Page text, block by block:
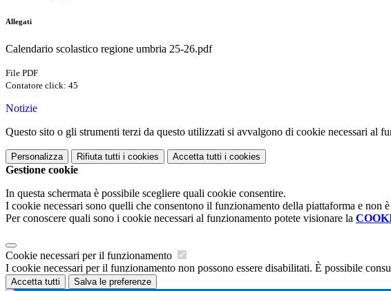
Allegati
Calendario scolastico regione umbria 25-26.pdf
File PDF
Contatore click: 45
Notizie
Questo sito o gli strumenti terzi da questo utilizzati si avvalgono di cookie necessari al
Personalizza Rifiuta tutti i cookies Accetta tutti i cookies
Gestione cookie
In questa schermata è possibile scegliere quali cookie consentire.
I cookie necessari sono quelli che consentono il funzionamento della piattaforma e non
Per conoscere quali sono i cookie necessari al funzionamento potete visionare la
Cookie necessari per il funzionamento
I cookie necessari per il funzionamento non possono essere disabilitati. È possibile
Accetta tutti Salva le preferenze